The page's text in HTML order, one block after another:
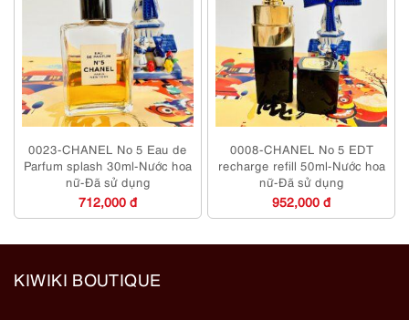
0023-CHANEL No 5 Eau de
Parfum splash 30ml-Nước hoa
nữ-Đã sử dụng
712,000 đ
0008-CHANEL No 5 EDT
recharge refill 50ml-Nước hoa
nữ-Đã sử dụng
952,000 đ
KIWIKI BOUTIQUE